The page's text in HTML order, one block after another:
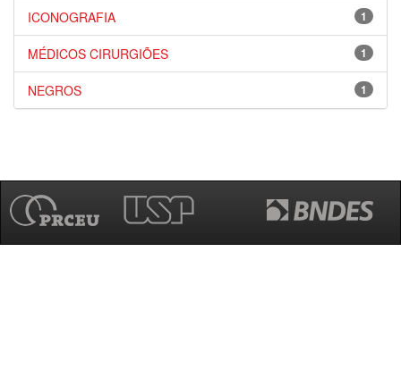
1
ICONOGRAFIA
1
MÉDICOS CIRURGIÕES
1
NEGROS